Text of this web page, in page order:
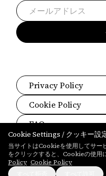
©2026
Privacy Policy
Cookie Policy
FAQ
Contact
Cookie Settings / クッキー設
当サイトはCookieを使用してサー
をクリックすると、Cookieの使用
Policy Cookie Policy